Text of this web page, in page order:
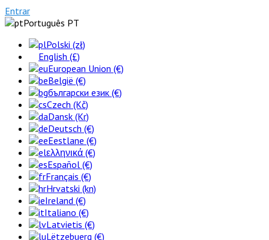
Entrar
Português PT
Polski (zł)
English (£)
European Union (€)
België (€)
български език (€)
Czech (Kč)
Dansk (Kr)
Deutsch (€)
Eestlane (€)
ελληνικά (€)
Español (€)
Français (€)
Hrvatski (kn)
Ireland (€)
Italiano (€)
Latvietis (€)
Lëtzebuerg (€)